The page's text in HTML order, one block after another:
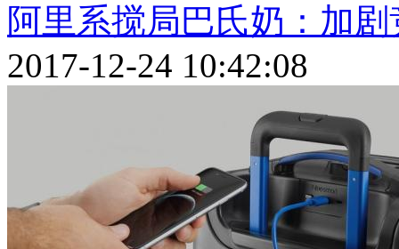
阿里系搅局巴氏奶：加
2017-12-24 10:42:08